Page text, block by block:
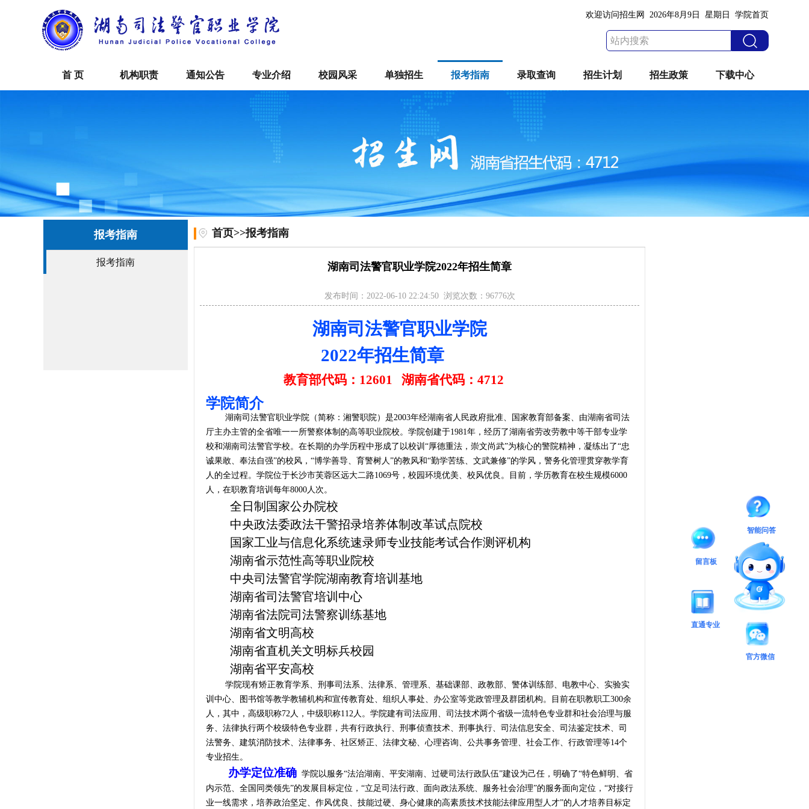
欢迎访问招生网 2026年8月9日 星期日 学院首页
首 页 机构职责 通知公告 专业介绍 校园风采 单独招生 报考指南 录取查询 招生计划 招生政策 下载中心
报考指南
报考指南
首页>>报考指南
湖南司法警官职业学院2022年招生简章
发布时间： 2022-06-10 22:24:50 浏览次数： 96776次
湖南司法警官职业学院
2022年招生简章
教育部代码： 12601 湖南省代码：4712
学院简介
湖南司法警官职业学院（简称：湘警职院）是2003年经湖南省人民政府批准、国家教育部备案、由湖南省司法
厅主办主管的全省唯一一所警察体制的高等职业院校。学院创建于1981年，经历了湖南省劳改劳教中等干部专业学
校和湖南司法警官学校。在长期的办学历程中形成了以校训“厚德重法，崇文尚武”为核心的警院精神，凝练出了“忠
诚果敢、奉法自强”的校风，“博学善导、育警树人”的教风和“勤学苦练、文武兼修”的学风，警务化管理贯穿教学育
人的全过程。学院位于长沙市芙蓉区远大二路1069号，校园环境优美、校风优良。目前，学历教育在校生规模6000
人，在职教育培训每年8000人次。
全日制国家公办院校
中央政法委政法干警招录培养体制改革试点院校
国家工业与信息化系统速录师专业技能考试合作测评机构
湖南省示范性高等职业院校
中央司法警官学院湖南教育培训基地
湖南省司法警官培训中心
湖南省法院司法警察训练基地
湖南省文明高校
湖南省直机关文明标兵校园
湖南省平安高校
学院现有矫正教育学系、 刑事司法系、法律系、管理系、基础课部、政教部、警体训练部、电教中心、实验实
训中心、图书馆等教学教辅机构和宣传教育处、组织人事处、办公室等党政管理及群团机构。目前在职教职工300余
人，其中 ， 高级职称72人，中级职称112人。 学院建有司法应用、司法技术两个省级一流特色专业群和社会治理与服
务、法律执行两个校级特色专业群，共有行政执行、刑事侦查技术、刑事执行、 司法信息安全、 司法鉴定技术、司
法警务、 建筑消防技术、法律事务、 社区矫正、 法律文秘、心理咨询、 公共事务管理、 社会工作、行政管理等14个
专业招生。
办学定位准确 学院以服务“法治湖南、平安湖南、过硬司法行政队伍”建设为己任，明确了“特色鲜明、省
内示范、全国同类领先”的发展目标定位，“立足司法行政、面向政法系统、服务社会治理”的服务面向定位，“对接行
业一线需求，培养政治坚定、作风优良、技能过硬、身心健康的高素质技术技能法律应用型人才”的人才培养目标定
智能问答
留言板
直通专业
官方微信